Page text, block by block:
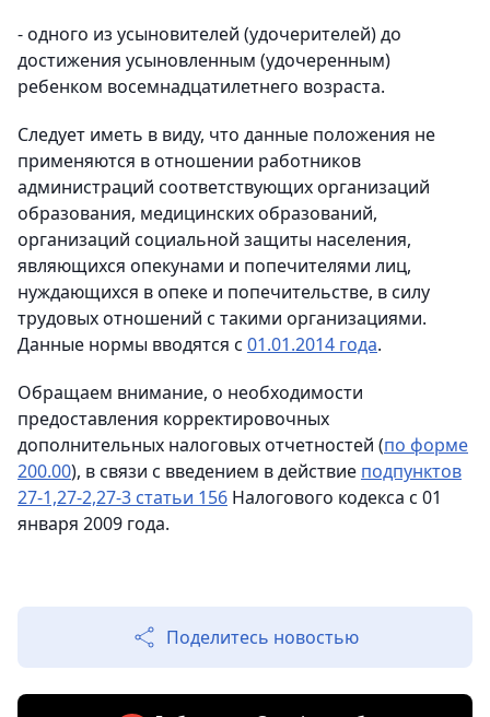
- одного из усыновителей (удочерителей) до
достижения усыновленным (удочеренным)
ребенком восемнадцатилетнего возраста.
Следует иметь в виду, что данные положения не
применяются в отношении работников
администраций соответствующих организаций
образования, медицинских образований,
организаций социальной защиты населения,
являющихся опекунами и попечителями лиц,
нуждающихся в опеке и попечительстве, в силу
трудовых отношений с такими организациями.
Данные нормы вводятся с 01.01.2014 года.
Обращаем внимание, о необходимости
предоставления корректировочных
дополнительных налоговых отчетностей (по форме
200.00), в связи с введением в действие подпунктов
27-1,27-2,27-3 статьи 156 Налогового кодекса с 01
января 2009 года.
Поделитесь новостью